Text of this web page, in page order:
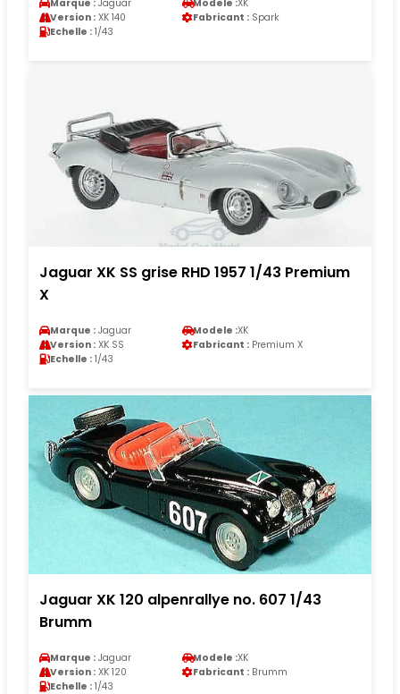
Marque : Jaguar Modele :XK
Version : XK 140 Fabricant : Spark
Echelle : 1/43
Jaguar XK SS grise RHD 1957 1/43 Premium
X
Marque : Jaguar Modele :XK
Version : XK SS Fabricant : Premium X
Echelle : 1/43
Jaguar XK 120 alpenrallye no. 607 1/43
Brumm
Marque : Jaguar Modele :XK
Version : XK 120 Fabricant : Brumm
Echelle : 1/43